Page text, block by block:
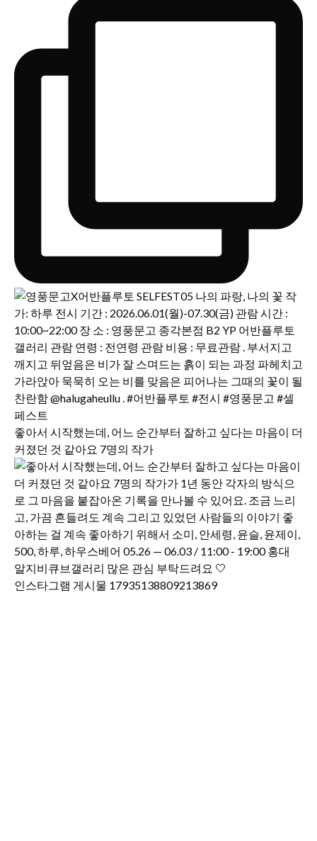
좋아서 시작했는데, 어느 순간부터 잘하고 싶다는 마음이 더
커졌던 것 같아요 7명의 작가
인스타그램 게시물 17935138809213869